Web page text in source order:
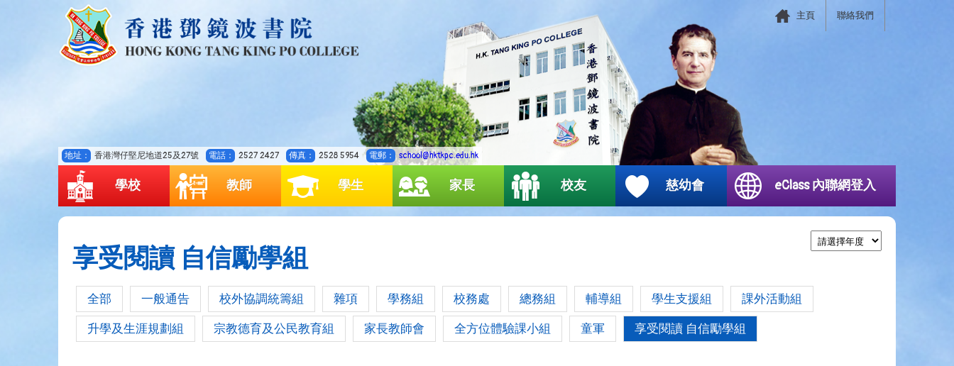
地址： 香港灣仔堅尼地道25及27號 電話： 2527 2427 傳真： 2528 5954 電郵： school@hktkpc.edu.hk
聯絡我們
主頁
學校 教師 學生 家長 校友 慈幼會 eClass 內聯網登入
享受閱讀 自信勵學組
全部 一般通告 校外協調統籌組 雜項 學務組 校務處 總務組 輔導組 學生支援組
課外活動組
升學及生涯規劃組
宗教德育及公民教育組 家長教師會 全方位體驗課小組 童軍 享受閱讀 自信勵學組